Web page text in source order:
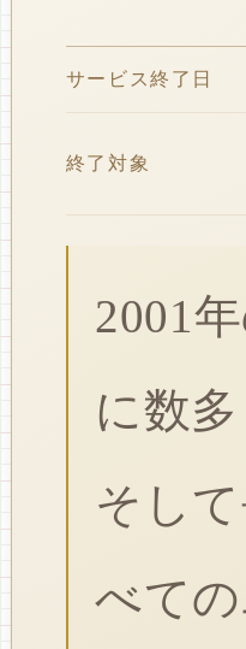
サービス終了日
終了対象
2001
に数
そし
べて